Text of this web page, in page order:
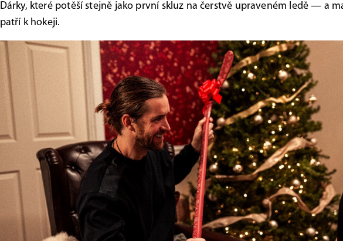
Dárky, které potěší stejně jako první skluz na čerstvě upraveném ledě — a
patří k hokeji.